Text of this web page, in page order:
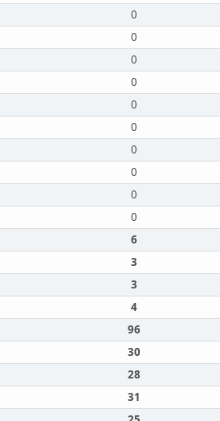
0
0
0
0
0
0
0
0
0
0
6
3
3
4
96
30
28
31